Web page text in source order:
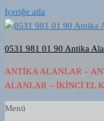
İçeriğe atla
0531 981 01 90 Antika
ANTIKA ALANLAR –
ALANLAR – İKINCI EL
Menü